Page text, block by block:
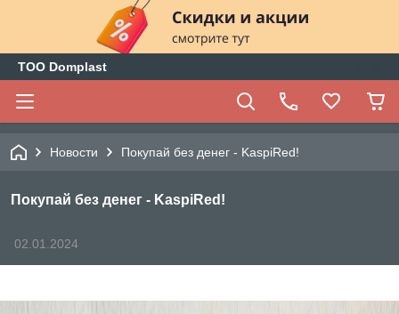
ТОО Domplast
Новости Покупай без денег - KaspiRed!
Покупай без денег - KaspiRed!
02.01.2024